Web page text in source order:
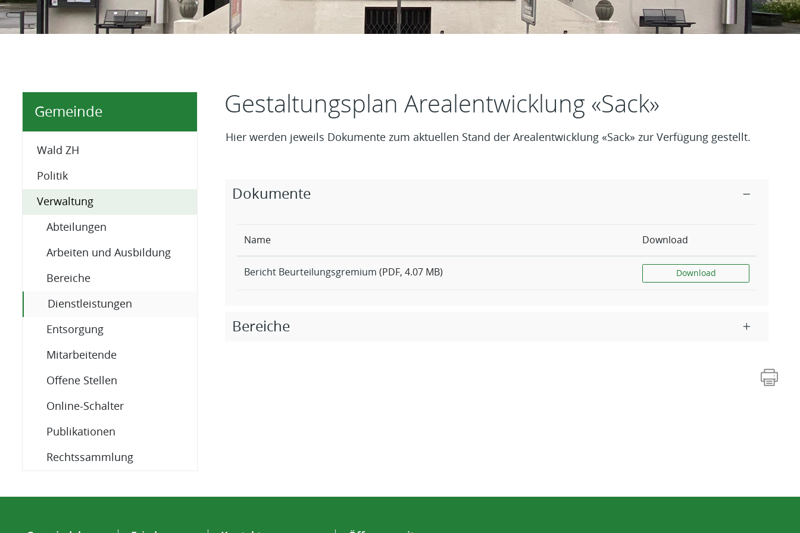
Gemeinde
Wald ZH
Politik
Verwaltung
Abteilungen
Arbeiten und Ausbildung
Bereiche
Dienstleistungen
Entsorgung
Mitarbeitende
Offene Stellen
Online-Schalter
Publikationen
Rechtssammlung
Inhalt
Gestaltungsplan Arealentwicklung «Sack»
Hier werden jeweils Dokumente zum aktuellen Stand der Arealentwicklung «Sack» zur Verfügung gestellt.
Zugehörige Objekte
Dokumente
Name Download
Bericht Beurteilungsgremium (PDF, 4.07 MB) Download
Bereiche